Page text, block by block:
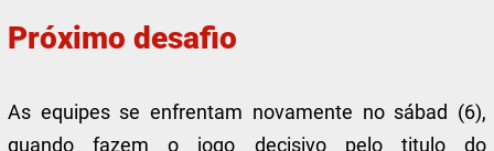
Próximo desafio
As equipes se enfrentam novamente no sábad (6),
quando fazem o jogo decisivo pelo titulo do